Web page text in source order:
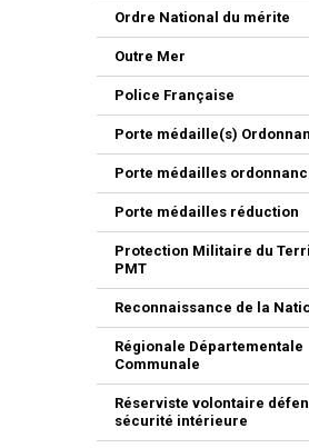
Ordre National du mérite
Outre Mer
Police Française
Porte médaille(s)
Porte médailles
Porte médailles réduction
Protection Militaire du
PMT
Reconnaissance de la
Régionale Départementale
Communale
Réserviste volontaire
sécurité intérieure